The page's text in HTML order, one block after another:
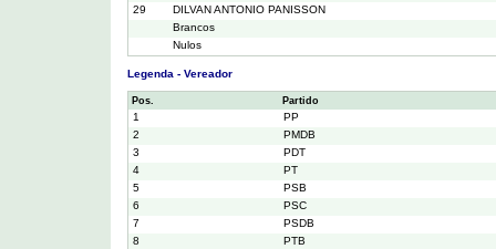
29
DILVAN ANTONIO PANISSON
Brancos
Nulos
Legenda - Vereador
Pos. Partido
1
PP
2
PMDB
3
PDT
4
PT
5
PSB
6
PSC
7
PSDB
8
PTB